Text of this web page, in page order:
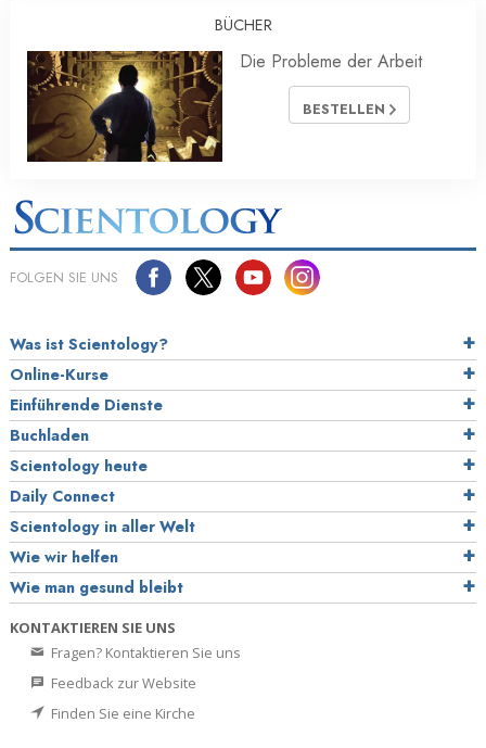
BÜCHER
Die Probleme der Arbeit
BESTELLEN
FOLGEN SIE UNS
Was ist Scientology?
Online-Kurse
Einführende Dienste
Buchladen
Scientology heute
Daily Connect
Scientology in aller Welt
Wie wir helfen
Wie man gesund bleibt
KONTAKTIEREN SIE UNS
Fragen? Kontaktieren Sie uns
Feedback zur Website
Finden Sie eine Kirche